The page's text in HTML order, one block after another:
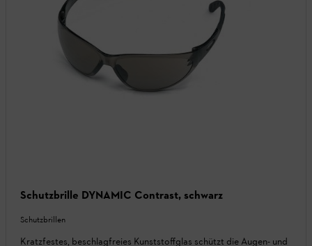
Schutzbrille DYNAMIC Contrast, schwarz
Schutzbrillen
Kratzfestes, beschlagfreies Kunststoffglas schützt die Augen- und